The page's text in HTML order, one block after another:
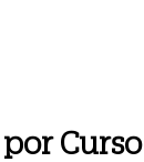
Curso